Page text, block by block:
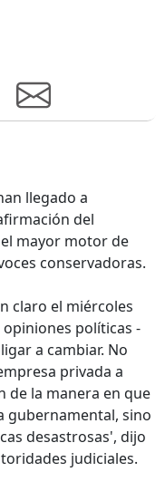
llegado a
del
mayor motor de
conservadoras.
claro el miércoles
políticas -
a cambiar. No
privada a
de la manera en que
gubernamental, sino
desastrosas', dijo
judiciales.